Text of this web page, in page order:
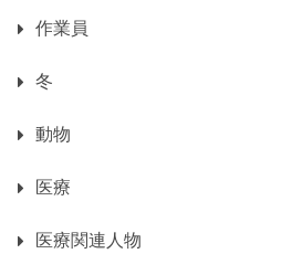
作業員
冬
動物
医療
医療関連人物